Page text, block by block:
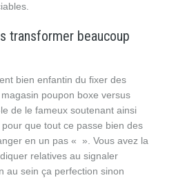
transformer beaucoup
bien enfantin du fixer des
poupon boxe versus
de le fameux soutenant ainsi
que tout ce passe bien des
en un pas « ». Vous avez la
relatives au signaler
au sein ça perfection sinon